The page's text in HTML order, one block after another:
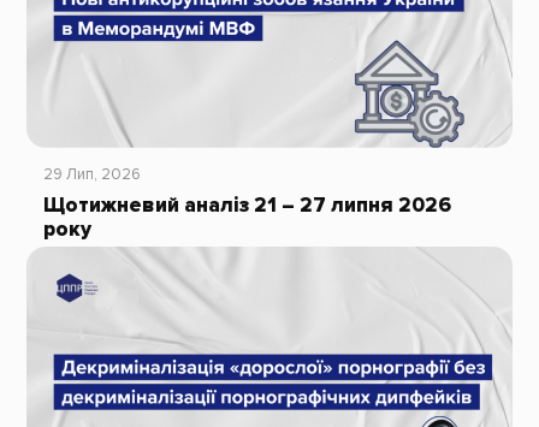
29 Лип, 2026
Щотижневий аналіз 21 – 27 липня 2026
року